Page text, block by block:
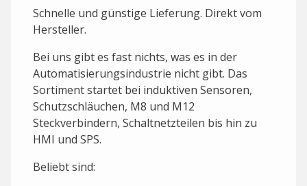
Schnelle und günstige Lieferung. Direkt vom
Hersteller.
Bei uns gibt es fast nichts, was es in der
Automatisierungsindustrie nicht gibt. Das
Sortiment startet bei induktiven Sensoren,
Schutzschläuchen, M8 und M12
Steckverbindern, Schaltnetzteilen bis hin zu
HMI und SPS.
Beliebt sind: